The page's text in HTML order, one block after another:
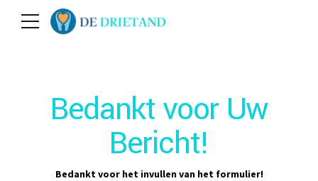
Bedankt voor Uw
Bericht!
Bedankt voor het invullen van het formulier!